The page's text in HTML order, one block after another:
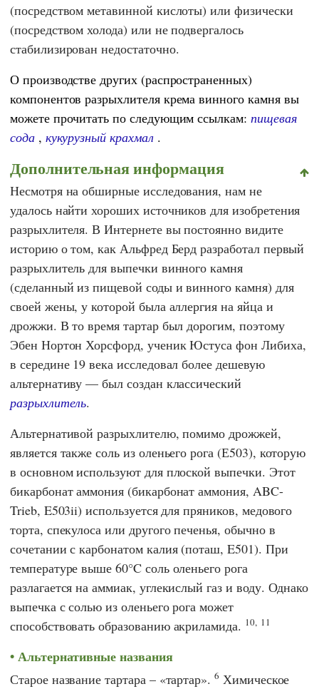
(посредством метавинной кислоты) или физически
(посредством холода) или не подвергалось
стабилизирован недостаточно.
О производстве других (распространенных)
компонентов разрыхлителя крема винного камня вы
можете прочитать по следующим ссылкам: пищевая
сода , кукурузный крахмал .
Дополнительная информация
Несмотря на обширные исследования, нам не
удалось найти хороших источников для изобретения
разрыхлителя. В Интернете вы постоянно видите
историю о том, как Альфред Берд разработал первый
разрыхлитель для выпечки винного камня
(сделанный из пищевой соды и винного камня) для
своей жены, у которой была аллергия на яйца и
дрожжи. В то время тартар был дорогим, поэтому
Эбен Нортон Хорсфорд, ученикЮстуса фон Либиха,
в середине 19 века исследовал более дешевую
альтернативу — был создан классический
разрыхлитель.
Альтернативой разрыхлителю, помимо дрожжей,
является также соль из оленьего рога (Е503), которую
в основном используют для плоской выпечки. Этот
бикарбонат аммония (бикарбонат аммония, ABC-
Trieb, E503ii) используется для пряников, медового
торта, спекулоса или другого печенья, обычно в
сочетании с карбонатом калия (поташ, E501). При
температуре выше 60°C соль оленьего рога
разлагается на аммиак, углекислый газ и воду. Однако
выпечка с солью из оленьего рога может
способствовать образованию акриламида. 10, 11
Альтернативные названия
Старое название тартара – «тартар».6 Химическое